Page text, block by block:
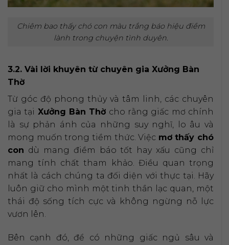
Chiêm bao thấy chó con màu trắng báo hiệu điềm
lành trong chuyện tình duyên.
3.2. Vài lời khuyên từ chuyên gia Xưởng Bàn
Thờ
Từ góc độ phong thủy và tâm linh, các chuyên
gia tại Xưởng Bàn Thờ cho rằng giấc mơ chính
là sự phản ánh của những suy nghĩ, lo âu và
mong muốn trong tiềm thức. Việc mơ thấy chó
con dù mang điềm báo tốt hay xấu cũng chỉ
mang tính chất tham khảo. Điều quan trọng
nhất là cách chúng ta đối diện với thực tại. Hãy
luôn giữ cho mình một tinh thần lạc quan, một
thái độ sống tích cực và không ngừng nỗ lực
vươn lên.
Bên cạnh đó, để có những giấc ngủ sâu và